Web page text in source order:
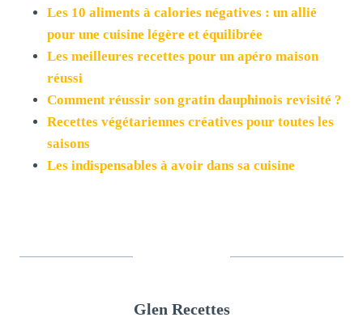
Les 10 aliments à calories négatives : un allié
pour une cuisine légère et équilibrée
Les meilleures recettes pour un apéro maison
réussi
Comment réussir son gratin dauphinois revisité ?
Recettes végétariennes créatives pour toutes les
saisons
Les indispensables à avoir dans sa cuisine
Glen Recettes